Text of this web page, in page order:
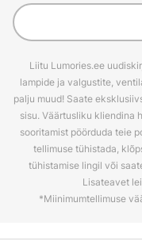
Liitu Lumories.ee
lampide ja valgustite,
palju muud! Saate
sisu. Väärtusliku kliendina
sooritamist pöörduda teie
tellimuse tühistada,
tühistamise lingil või
Lisateavet
*Miinimumtellimuse